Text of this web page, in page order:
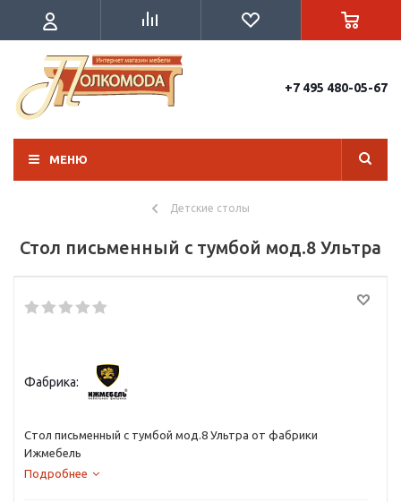
+7 495 480-05-67
МЕНЮ
Детские столы
Стол письменный с тумбой мод.8 Ультра
Фабрика:
Стол письменный с тумбой мод.8 Ультра от фабрики
Ижмебель
Подробнее